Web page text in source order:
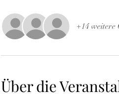
+14 weitere
Über die